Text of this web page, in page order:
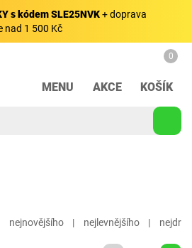
s kódem SLE25NVK+ doprava
nad 1 500 Kč
MENU AKCE
0
KOŠÍK
nejnovějšího nejlevnějšího